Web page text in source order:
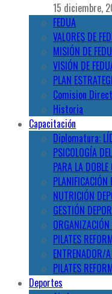
15 diciembre,
FEDUA
VALORES DE
MISIÓN DE
VISIÓN DE
PLAN
Comision
Historia
Capacitación
Diplomatura:
PSICOLOGÍA
PARA LA
PLANIFICACIÓN
NUTRICIÓN
GESTIÓN
PILATES
ENTRENADOR/
PILATES
Deportes